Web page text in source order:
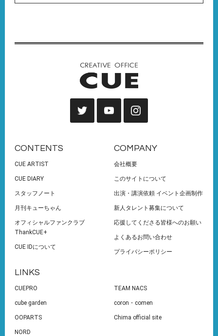
CONTENTS
CUE ARTIST
CUE DIARY
スタッフノート
月刊キューちゃん
オフィシャルファンクラブ
ThankCUE+
CUE IDについて
COMPANY
会社概要
このサイトについて
出演・講演依頼 イベント企画制作
新人タレント募集について
応援してくださる皆様へのお願い
よくあるお問い合わせ
プライバシーポリシー
LINKS
CUEPRO TEAM NACS
cube garden coron・comen
OOPARTS Chima official site
NORD